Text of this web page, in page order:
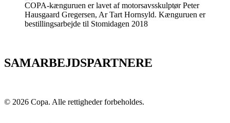
COPA-kænguruen er lavet af motorsavsskulptør Peter
Hausgaard Gregersen, Ar Tart Hornsyld. Kænguruen er
bestillingsarbejde til Stomidagen 2018
SAMARBEJDSPARTNERE
© 2026 Copa. Alle rettigheder forbeholdes.